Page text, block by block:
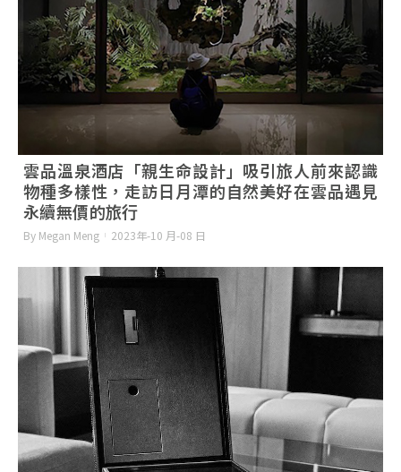
雲品溫泉酒店「親生命設計」吸引旅人前來認識
物種多樣性，走訪日月潭的自然美好在雲品遇見
永續無價的旅行
By Megan Meng 2023年-10 月-08 日